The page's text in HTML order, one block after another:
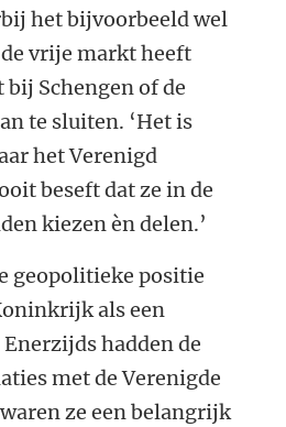
het bijvoorbeeld wel
vrije markt heeft
Schengen of de
te sluiten. ‘Het is
het Verenigd
beseft dat ze in de
kiezen èn delen.’
geopolitieke positie
als een
hadden de
met de Verenigde
ze een belangrijk